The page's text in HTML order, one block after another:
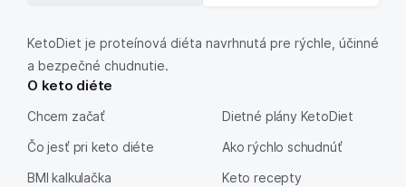
KetoDiet je proteínová diéta navrhnutá pre rýchle, účinné
a bezpečné chudnutie.
O keto diéte
Chcem začať
Čo jesť pri keto diéte
BMI kalkulačka
Dietné plány KetoDiet
Ako rýchlo schudnúť
Keto recepty